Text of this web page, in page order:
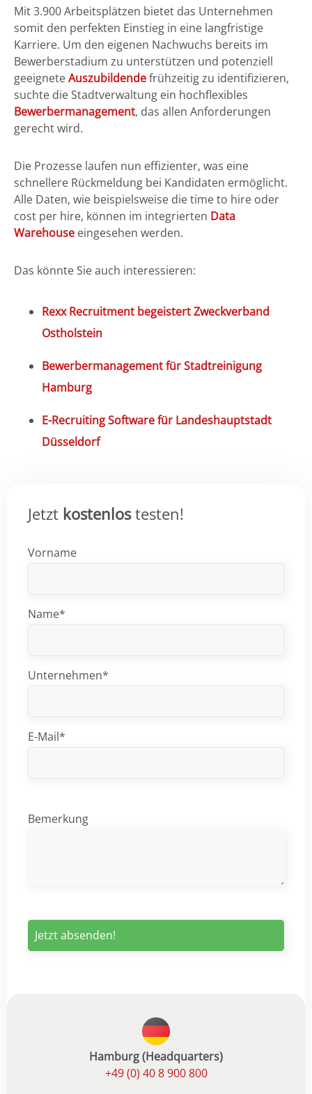
Mit 3.900 Arbeitsplätzen bietet das Unternehmen
somit den perfekten Einstieg in eine langfristige
Karriere. Um den eigenen Nachwuchs bereits im
Bewerberstadium zu unterstützen und potenziell
geeigneteAuszubildendefrühzeitig zu identifizieren,
suchte die Stadtverwaltung ein hochflexibles
Bewerbermanagement, das allen Anforderungen
gerecht wird.
Die Prozesse laufen nun effizienter, was eine
schnellere Rückmeldung bei Kandidaten ermöglicht.
Alle Daten, wie beispielsweise die time to hire oder
cost per hire, können im integrierten Data
Warehouse eingesehen werden.
Das könnte Sie auch interessieren:
Rexx Recruitment begeistert Zweckverband
Ostholstein
Bewerbermanagement für Stadtreinigung
Hamburg
E-Recruiting Software für Landeshauptstadt
Düsseldorf
Hamburg (Headquarters)
+49 (0) 40 8 900 800
Jetzt kostenlostesten!
Vorname
Name*
Unternehmen*
E-Mail*
Bemerkung